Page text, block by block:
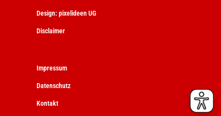
Design: pixelideen UG
Disclaimer
Impressum
Datenschutz
Kontakt